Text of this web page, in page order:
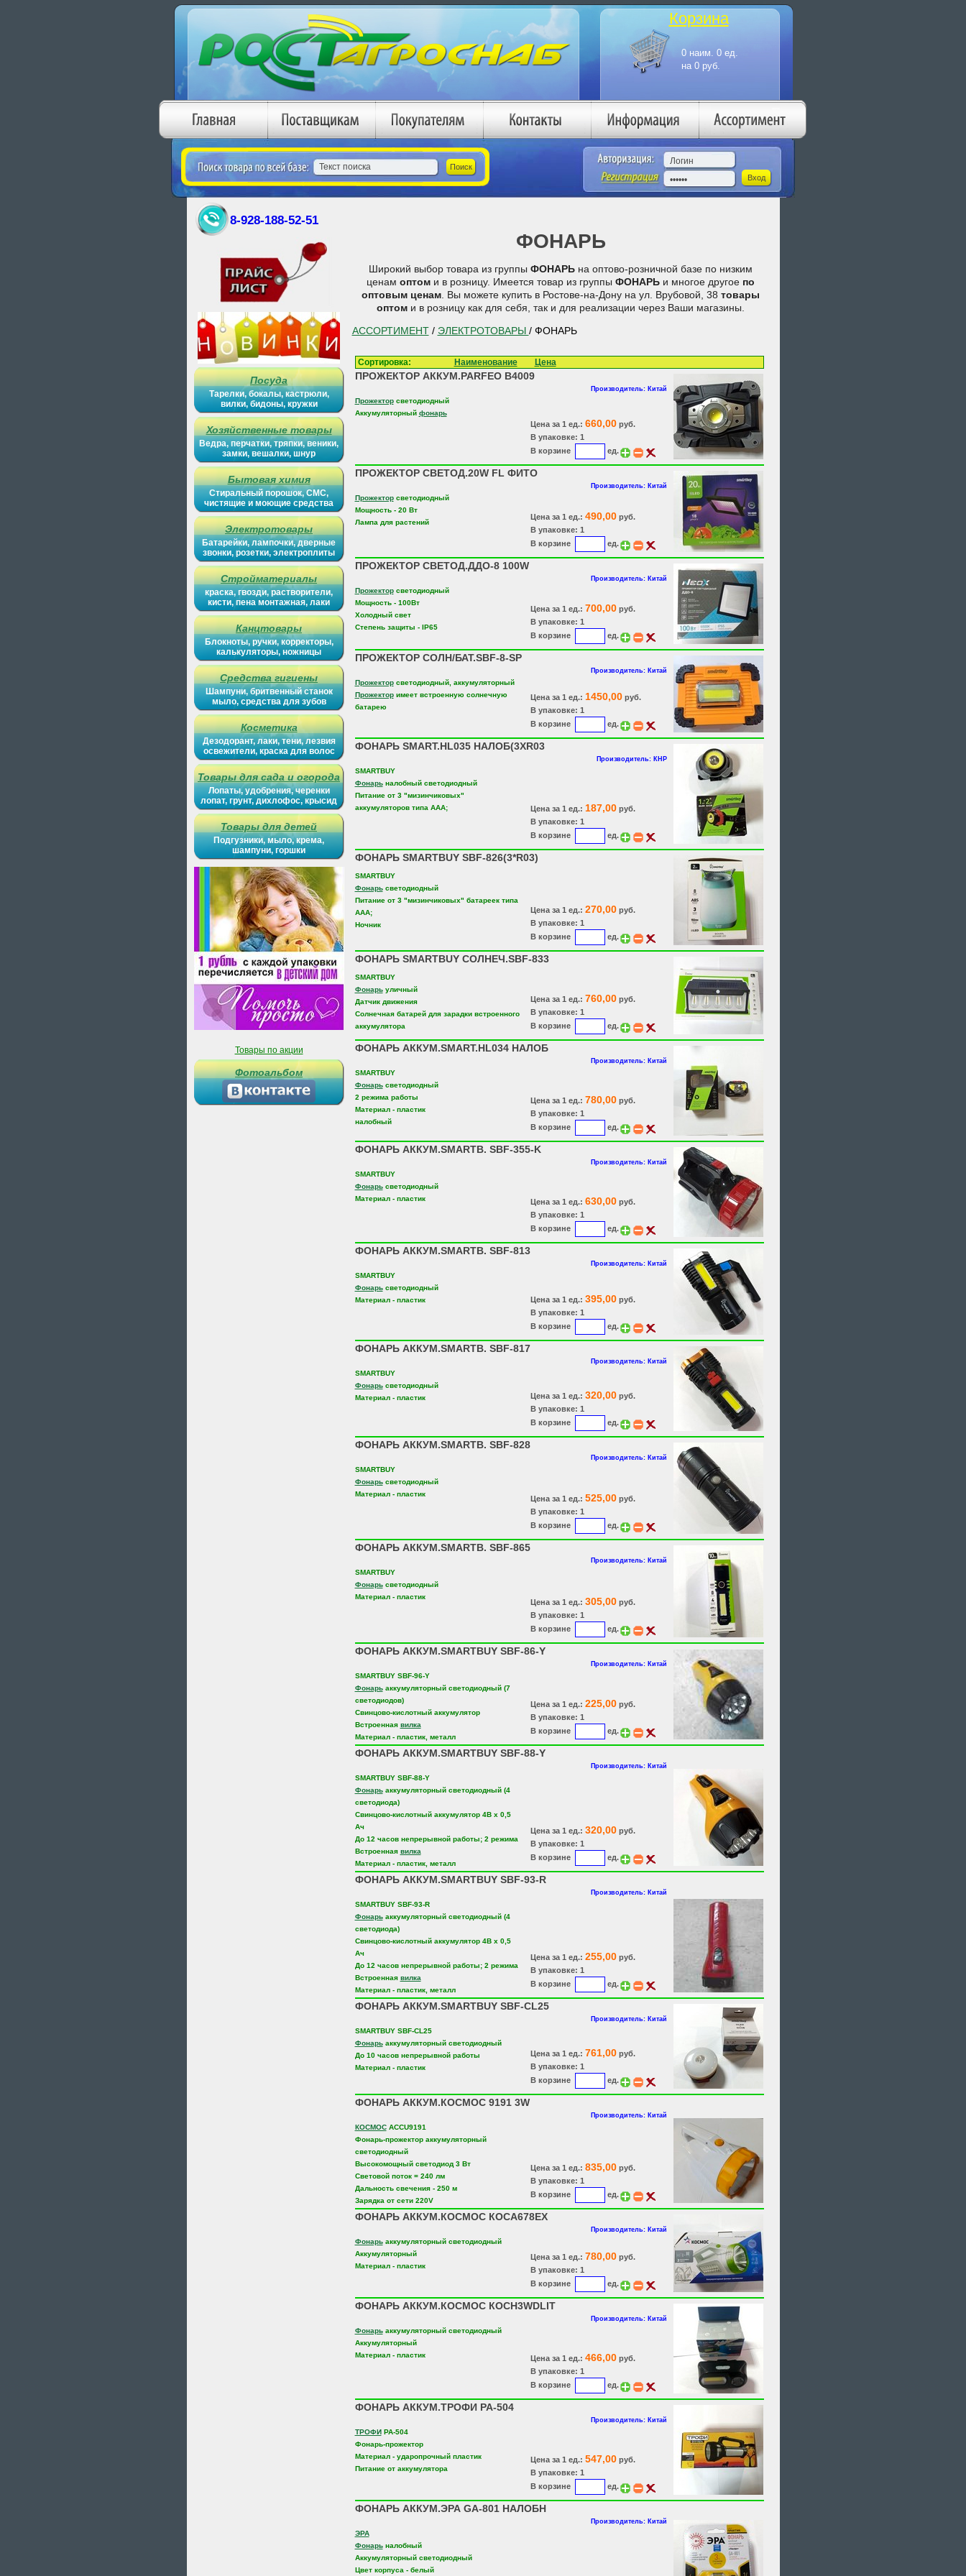
Корзина
8-928-188-52-51
Посуда
Тарелки, бокалы, кастрюли,
вилки, бидоны, кружки
Хозяйственные товары
Ведра, перчатки, тряпки, веники,
замки, вешалки, шнур
Бытовая химия
Стиральный порошок, СМС,
чистящие и моющие средства
Электротовары
Батарейки, лампочки, дверные
звонки, розетки, электроплиты
Стройматериалы
краска, гвозди, растворители,
кисти, пена монтажная, лаки
Канцтовары
Блокноты, ручки, корректоры,
калькуляторы, ножницы
Средства гигиены
Шампуни, бритвенный станок
мыло, средства для зубов
Косметика
Дезодорант, лаки, тени, лезвия
освежители, краска для волос
Товары для сада и огорода
Лопаты, удобрения, черенки
лопат, грунт, дихлофос, крысид
Товары для детей
Подгузники, мыло, крема,
шампуни, горшки
Товары по акции
Фотоальбом
ФОНАРЬ
Широкий выбор товара из группы ФОНАРЬ на оптово-розничной базе по низким
ценам оптом и в розницу. Имеется товар из группы ФОНАРЬ и многое другое по
оптовым ценам . Вы можете купить в Ростове-на-Дону на ул. Врубовой, 38 товары
оптом и в розницу как для себя, так и для реализации через Ваши магазины.
АССОРТИМЕНТ/ ЭЛЕКТРОТОВАРЫ / ФОНАРЬ
Сортировка: Наименование Цена
ПРОЖЕКТОР АККУМ.PARFEO B4009
Производитель: Китай
Прожекторсветодиодный
Аккумуляторный фонарь
Цена за 1 ед.: 660,00руб.
В упаковке: 1
В корзине
ед.
ПРОЖЕКТОР СВЕТОД.20W FL ФИТО
Производитель: Китай
Прожекторсветодиодный
Мощность - 20 Вт
Лампа для растений
Цена за 1 ед.: 490,00руб.
В упаковке: 1
В корзине
ед.
ПРОЖЕКТОР СВЕТОД.ДДО-8 100W
Производитель: Китай
Прожекторсветодиодный
Мощность - 100Вт
Холодный свет
Степень защиты - IP65
Цена за 1 ед.: 700,00руб.
В упаковке: 1
В корзине
ед.
ПРОЖЕКТОР СОЛН/БАТ.SBF-8-SP
Производитель: Китай
Прожекторсветодиодный, аккумуляторный
Прожекторимеет встроенную солнечную
батарею
Цена за 1 ед.: 1450,00руб.
В упаковке: 1
В корзине
ед.
ФОНАРЬ SMART.HL035 НАЛОБ(3XR03
Производитель: КНР
SMARTBUY
Фонарьналобный светодиодный
Питание от 3 "мизинчиковых"
аккумуляторов типа AAA;
Цена за 1 ед.: 187,00руб.
В упаковке: 1
В корзине
ед.
ФОНАРЬ SMARTBUY SBF-826(3*R03)
SMARTBUY
Фонарьсветодиодный
Питание от 3 "мизинчиковых" батареек типа
AAA;
Ночник
Цена за 1 ед.: 270,00руб.
В упаковке: 1
В корзине
ед.
ФОНАРЬ SMARTBUY СОЛНЕЧ.SBF-833
SMARTBUY
Фонарьуличный
Датчик движения
Солнечная батарей для зарадки встроенного
аккумулятора
Цена за 1 ед.: 760,00руб.
В упаковке: 1
В корзине
ед.
ФОНАРЬ АККУМ.SMART.HL034 НАЛОБ
Производитель: Китай
SMARTBUY
Фонарьсветодиодный
2 режима работы
Материал - пластик
налобный
Цена за 1 ед.: 780,00руб.
В упаковке: 1
В корзине
ед.
ФОНАРЬ АККУМ.SMARTB. SBF-355-K
Производитель: Китай
SMARTBUY
Фонарьсветодиодный
Материал - пластик
Цена за 1 ед.: 630,00руб.
В упаковке: 1
В корзине
ед.
ФОНАРЬ АККУМ.SMARTB. SBF-813
Производитель: Китай
SMARTBUY
Фонарьсветодиодный
Материал - пластик
Цена за 1 ед.: 395,00руб.
В упаковке: 1
В корзине
ед.
ФОНАРЬ АККУМ.SMARTB. SBF-817
Производитель: Китай
SMARTBUY
Фонарьсветодиодный
Материал - пластик
Цена за 1 ед.: 320,00руб.
В упаковке: 1
В корзине
ед.
ФОНАРЬ АККУМ.SMARTB. SBF-828
Производитель: Китай
SMARTBUY
Фонарьсветодиодный
Материал - пластик
Цена за 1 ед.: 525,00руб.
В упаковке: 1
В корзине
ед.
ФОНАРЬ АККУМ.SMARTB. SBF-865
Производитель: Китай
SMARTBUY
Фонарьсветодиодный
Материал - пластик
Цена за 1 ед.: 305,00руб.
В упаковке: 1
В корзине
ед.
ФОНАРЬ АККУМ.SMARTBUY SBF-86-Y
Производитель: Китай
SMARTBUY SBF-96-Y
Фонарьаккумуляторный светодиодный (7
светодиодов)
Свинцово-кислотный аккумулятор
Встроенная вилка
Материал - пластик, металл
Цена за 1 ед.: 225,00руб.
В упаковке: 1
В корзине
ед.
ФОНАРЬ АККУМ.SMARTBUY SBF-88-Y
Производитель: Китай
SMARTBUY SBF-88-Y
Фонарьаккумуляторный светодиодный (4
светодиода)
Свинцово-кислотный аккумулятор 4В x 0,5
Ач
До 12 часов непрерывной работы; 2 режима
Встроенная вилка
Материал - пластик, металл
Цена за 1 ед.: 320,00руб.
В упаковке: 1
В корзине
ед.
ФОНАРЬ АККУМ.SMARTBUY SBF-93-R
Производитель: Китай
SMARTBUY SBF-93-R
Фонарьаккумуляторный светодиодный (4
светодиода)
Свинцово-кислотный аккумулятор 4В x 0,5
Ач
До 12 часов непрерывной работы; 2 режима
Встроенная вилка
Материал - пластик, металл
Цена за 1 ед.: 255,00руб.
В упаковке: 1
В корзине
ед.
ФОНАРЬ АККУМ.SMARTBUY SBF-CL25
Производитель: Китай
SMARTBUY SBF-CL25
Фонарьаккумуляторный светодиодный
До 10 часов непрерывной работы
Материал - пластик
Цена за 1 ед.: 761,00руб.
В упаковке: 1
В корзине
ед.
ФОНАРЬ АККУМ.КОСМОС 9191 3W
Производитель: Китай
КОСМОСACCU9191
Фонарь-прожектор аккумуляторный
светодиодный
Высокомощный светодиод 3 Вт
Световой поток = 240 лм
Дальность свечения - 250 м
Зарядка от сети 220V
Цена за 1 ед.: 835,00руб.
В упаковке: 1
В корзине
ед.
ФОНАРЬ АККУМ.КОСМОС КОСА678EX
Производитель: Китай
Фонарьаккумуляторный светодиодный
Аккумуляторный
Материал - пластик
Цена за 1 ед.: 780,00руб.
В упаковке: 1
В корзине
ед.
ФОНАРЬ АККУМ.КОСМОС КОСН3WDLIT
Производитель: Китай
Фонарьаккумуляторный светодиодный
Аккумуляторный
Материал - пластик
Цена за 1 ед.: 466,00руб.
В упаковке: 1
В корзине
ед.
ФОНАРЬ АККУМ.ТРОФИ PA-504
Производитель: Китай
ТРОФИРА-504
Фонарь-прожектор
Материал - ударопрочный пластик
Питание от аккумулятора
Цена за 1 ед.: 547,00руб.
В упаковке: 1
В корзине
ед.
ФОНАРЬ АККУМ.ЭРА GA-801 НАЛОБН
Производитель: Китай
ЭРА
Фонарьналобный
Аккумуляторный светодиодный
Цвет корпуса - белый